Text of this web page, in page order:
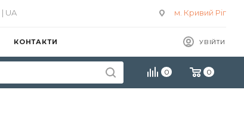
м. Кривий Ріг
| UA
УВІЙТИ
КОНТАКТИ
0 0